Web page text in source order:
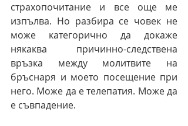
страхопочитание и все още ме
изпълва. Но разбира се човек не
може категорично да докаже
някаква причинно-следствена
връзка между молитвите на
бръснаря и моето посещение при
него. Може да е телепатия. Може да
е съвпадение.